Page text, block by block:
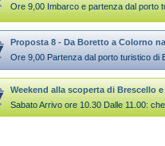
Ore 9,00 Imbarco e partenza dal porto
Proposta 8 - Da Boretto a Colorno
Ore 9,00 Partenza dal porto turistico di
Weekend alla scoperta di Brescello e
Sabato Arrivo ore 10.30 Dalle 11.00: